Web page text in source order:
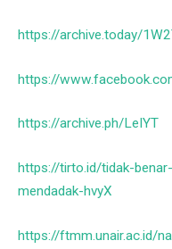
https://archive.today/
https://
https://archive.ph/LeIYT
https://tirto.id/tidak-
mendadak-hvyX
https://ftmm.unair.ac.id/